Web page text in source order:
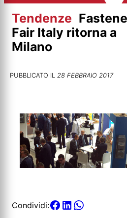
Tendenze
Fair Italy ritorna a
Milano
PUBBLICATO IL 28 FEBBRAIO 2017
Condividi: